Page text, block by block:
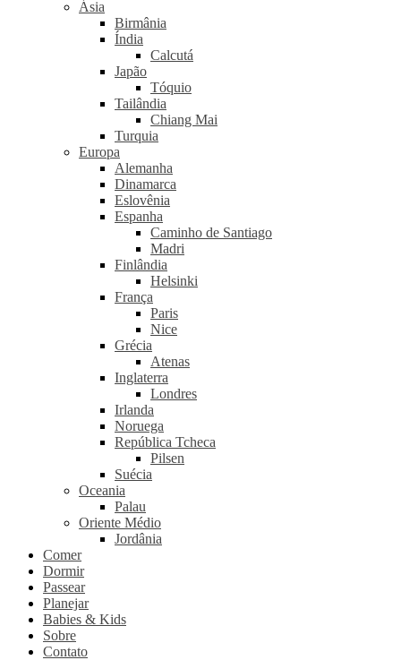
Ásia
Birmânia
Índia
Calcutá
Japão
Tóquio
Tailândia
Chiang Mai
Turquia
Europa
Alemanha
Dinamarca
Eslovênia
Espanha
Caminho de Santiago
Madri
Finlândia
Helsinki
França
Paris
Nice
Grécia
Atenas
Inglaterra
Londres
Irlanda
Noruega
República Tcheca
Pilsen
Suécia
Oceania
Palau
Oriente Médio
Jordânia
Comer
Dormir
Passear
Planejar
Babies & Kids
Sobre
Contato